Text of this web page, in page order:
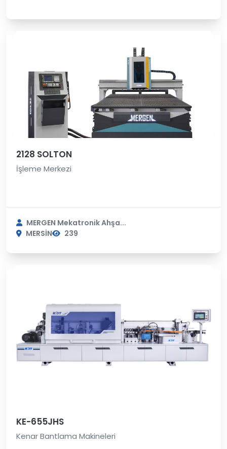
2128 SOLTON
İşleme Merkezi
MERGEN Mekatronik Ahşa...
MERSİN
239
KE-655JHS
Kenar Bantlama Makineleri